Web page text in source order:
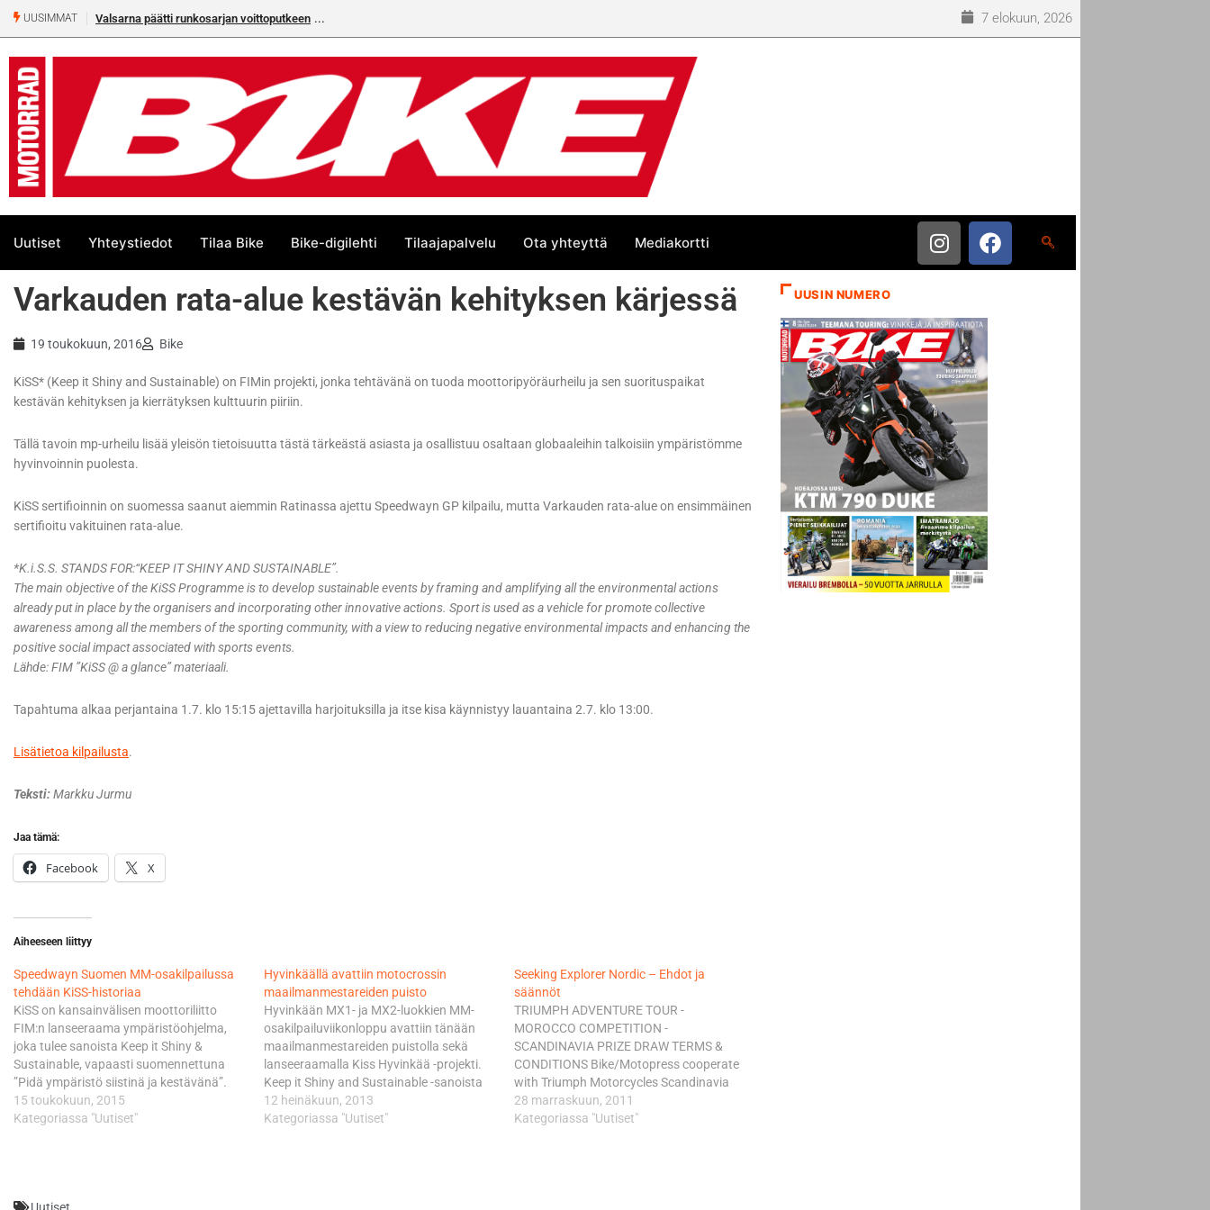
UUSIMMAT Valsarna päätti runkosarjan voittoputkeen 7 elokuun, 2026
Uutiset Yhteystiedot Tilaa Bike Bike-digilehti Tilaajapalvelu Ota yhteyttä Mediakortti
Varkauden rata-alue kestävän kehityksen kärjessä
19 toukokuun, 2016 Bike
KiSS* (Keep it Shiny and Sustainable) on FIMin projekti, jonka tehtävänä on tuoda moottoripyöräurheilu ja sen suorituspaikat
kestävän kehityksen ja kierrätyksen kulttuurin piiriin.
Tällä tavoin mp-urheilu lisää yleisön tietoisuutta tästä tärkeästä asiasta ja osallistuu osaltaan globaaleihin talkoisiin ympäristömme
hyvinvoinnin puolesta.
KiSS sertifioinnin on suomessa saanut aiemmin Ratinassa ajettu Speedwayn GP kilpailu, mutta Varkauden rata-alue on ensimmäinen
sertifioitu vakituinen rata-alue.
*K.i.S.S. STANDS FOR:“KEEP IT SHINY AND SUSTAINABLE”.
The main objective of the KiSS Programme is to develop sustainable events by framing and amplifying all the environmental actions
already put in place by the organisers and incorporating other innovative actions. Sport is used as a vehicle for promote collective
awareness among all the members of the sporting community, with a view to reducing negative environmental impacts and enhancing the
positive social impact associated with sports events.
Lähde: FIM ”KiSS @ a glance” materiaali.
Tapahtuma alkaa perjantaina 1.7. klo 15:15 ajettavilla harjoituksilla ja itse kisa käynnistyy lauantaina 2.7. klo 13:00.
Lisätietoa kilpailusta.
Teksti:Markku Jurmu
Jaa tämä:
Facebook X
Aiheeseen liittyy
Speedwayn Suomen MM-osakilpailussa
tehdään KiSS-historiaa
KiSS on kansainvälisen moottoriliitto
FIM:n lanseeraama ympäristöohjelma,
joka tulee sanoista Keep it Shiny &
Sustainable, vapaasti suomennettuna
”Pidä ympäristö siistinä ja kestävänä”.
Aiemmin KiSS on toteutettu lähinnä
MotoGP-kilpailujen yhteydessä, sillä
15 toukokuun, 2015
Kategoriassa "Uutiset"
Hyvinkäällä avattiin motocrossin
maailmanmestareiden puisto
Hyvinkään MX1- ja MX2-luokkien MM-
osakilpailuviikonloppu avattiin tänään
maailmanmestareiden puistolla sekä
lanseeraamalla Kiss Hyvinkää -projekti.
Keep it Shiny and Sustainable -sanoista
muodostuva projekti on Kansainvälisen
Moottoriliitto FIM:n Mugellon MotoGP-
12 heinäkuun, 2013
Kategoriassa "Uutiset"
Seeking Explorer Nordic – Ehdot ja
säännöt
TRIUMPH ADVENTURE TOUR -
MOROCCO COMPETITION -
SCANDINAVIA PRIZE DRAW TERMS &
CONDITIONS Bike/Motopress cooperate
with Triumph Motorcycles Scandinavia
and Triumph Motorcycles Ldt in the
campaing "Seeking explorer" Scandinavia.
28 marraskuun, 2011
Kategoriassa "Uutiset"
UUSIN NUMERO